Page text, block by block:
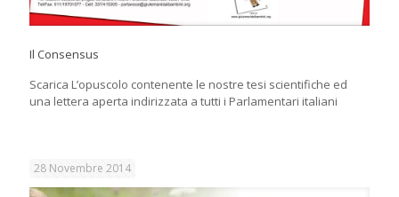
Il Consensus
Scarica L’opuscolo contenente le nostre tesi scientifiche ed
una lettera aperta indirizzata a tutti i Parlamentari italiani
28 Novembre 2014